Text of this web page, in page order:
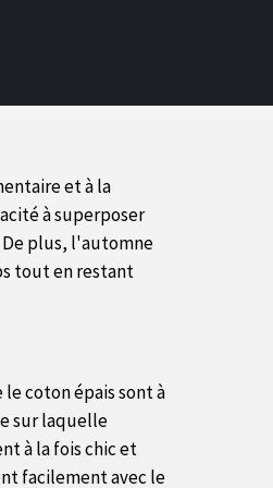
et à la
à superposer
plus, l'automne
tout en restant
coton épais sont à
sur laquelle
à la fois chic et
facilement avec le